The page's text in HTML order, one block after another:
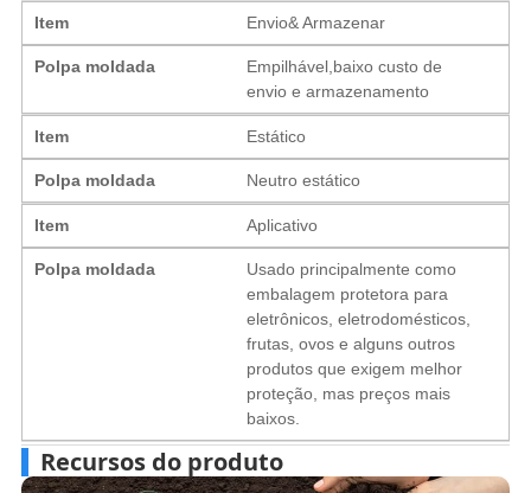
Item Envio& Armazenar
Polpa moldada
Empilhável,baixo custo de
envio e armazenamento
Item Estático
Polpa moldada Neutro estático
Item Aplicativo
Polpa moldada
Usado principalmente como
embalagem protetora para
eletrônicos, eletrodomésticos,
frutas, ovos e alguns outros
produtos que exigem melhor
proteção, mas preços mais
baixos.
Recursos do produto